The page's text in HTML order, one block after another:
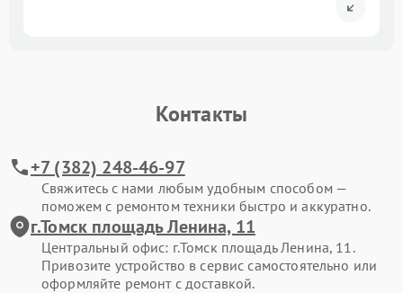
Контакты
+7 (382) 248-46-97
Свяжитесь с нами любым удобным способом —
поможем с ремонтом техники быстро и аккуратно.
г.Томск площадь Ленина, 11
Центральный офис: г.Томск площадь Ленина, 11.
Привозите устройство в сервис самостоятельно или
оформляйте ремонт с доставкой.